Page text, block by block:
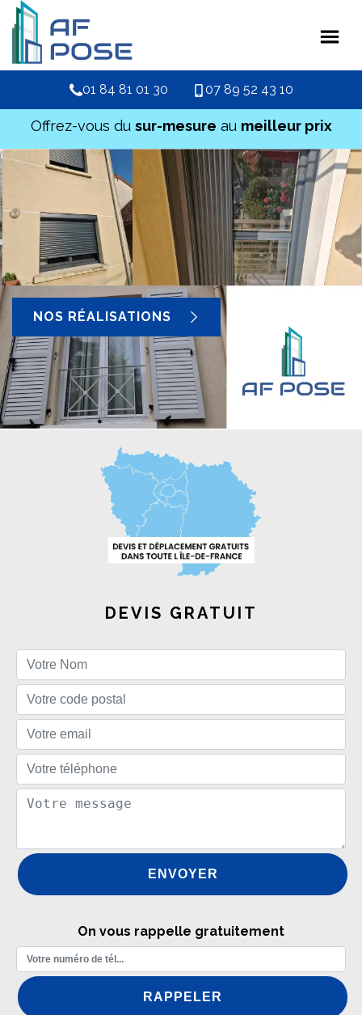
01 84 81 01 30 07 89 52 43 10
Offrez-vous du sur-mesure au meilleur prix
NOS RÉALISATIONS
DEVIS GRATUIT
On vous rappelle gratuitement